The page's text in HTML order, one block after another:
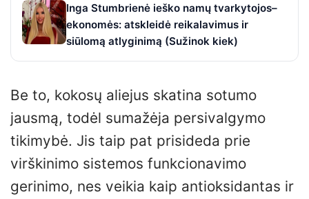
Inga Stumbrienė ieško namų tvarkytojos–
ekonomės: atskleidė reikalavimus ir
siūlomą atlyginimą (Sužinok kiek)
Be to, kokosų aliejus skatina sotumo
jausmą, todėl sumažėja persivalgymo
tikimybė. Jis taip pat prisideda prie
virškinimo sistemos funkcionavimo
gerinimo, nes veikia kaip antioksidantas ir